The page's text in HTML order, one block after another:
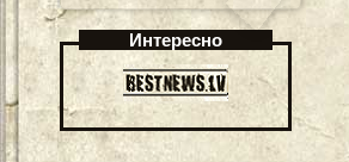
Интересно